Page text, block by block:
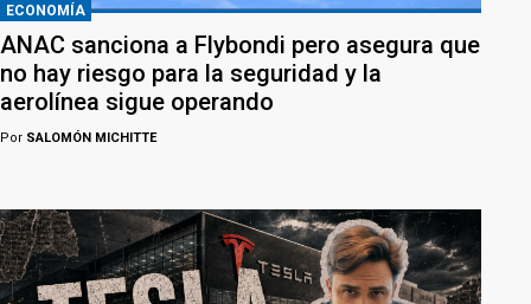
ECONOMÍA
ANAC sanciona a Flybondi pero asegura que
no hay riesgo para la seguridad y la
aerolínea sigue operando
Por SALOMÓN MICHITTE